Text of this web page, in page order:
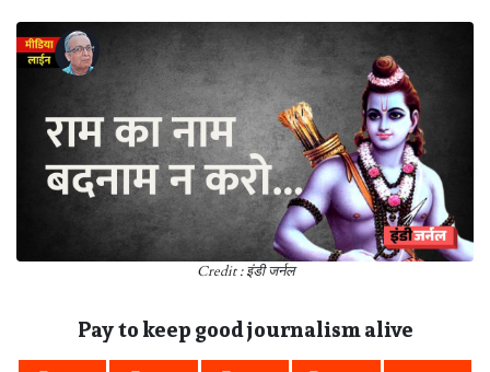
Credit : इंडी जर्नल
Pay to keep good journalism alive